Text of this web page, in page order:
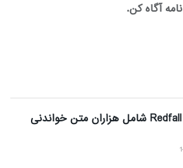
آگاه کن.
دنیای بازی Redfall شامل هزاران متن خواندنی